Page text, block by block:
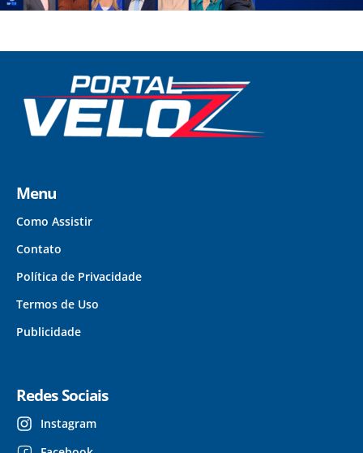
Menu
Como Assistir
Contato
Política de Privacidade
Termos de Uso
Publicidade
Redes Sociais
Instagram